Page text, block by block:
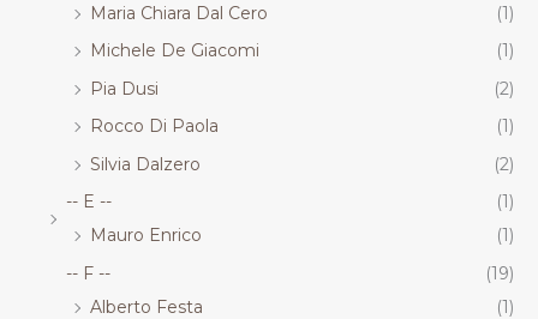
Maria Chiara Dal Cero
(1)
Michele De Giacomi
(1)
Pia Dusi
(2)
Rocco Di Paola
(1)
Silvia Dalzero
(2)
-- E --
(1)
Mauro Enrico
(1)
-- F --
(19)
Alberto Festa
(1)